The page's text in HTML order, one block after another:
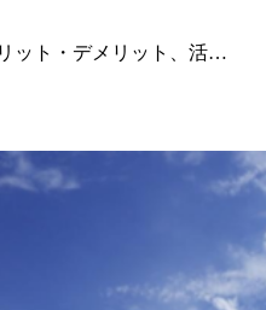
ット・デメリット、活…